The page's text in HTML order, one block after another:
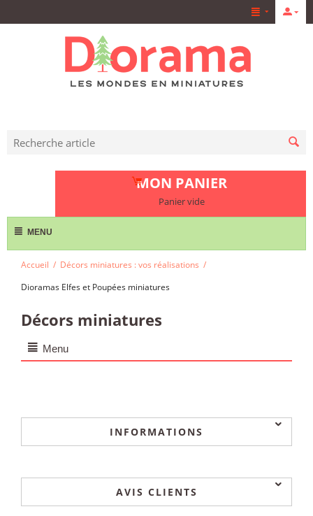
MON PANIER
Panier vide
MENU
Accueil / Décors miniatures : vos réalisations /
Dioramas Elfes et Poupées miniatures
Décors miniatures
Menu
INFORMATIONS
AVIS CLIENTS